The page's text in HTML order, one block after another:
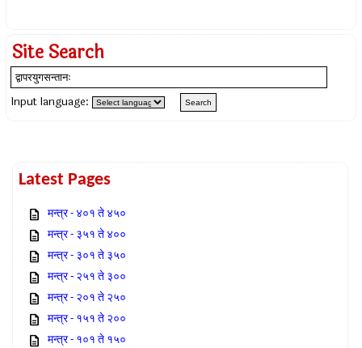
Site Search
Input language:
Latest Pages
मन्त्र - ४०१ ते ४५०
मन्त्र - ३५१ ते ४००
मन्त्र - ३०१ ते ३५०
मन्त्र - २५१ ते ३००
मन्त्र - २०१ ते २५०
मन्त्र - १५१ ते २००
मन्त्र - १०१ ते १५०